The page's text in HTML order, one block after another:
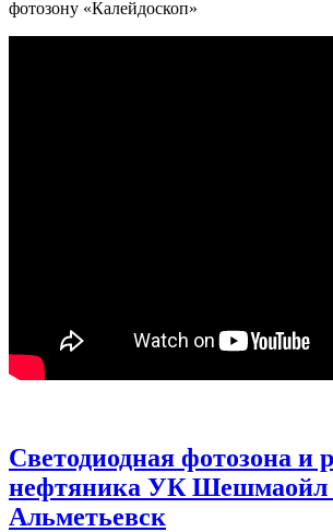
фотозону «Калейдоскоп»
Светодиодная фотозона и
нефтяника УК Шешмаойл
Альметьевск